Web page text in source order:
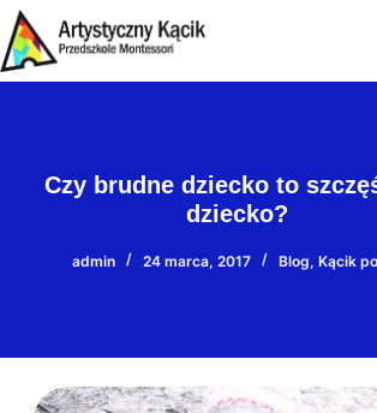
Przejdź
do
treści
Czy brudne dziecko to
dziecko?
admin 24 marca, 2017 Blog, Kącik